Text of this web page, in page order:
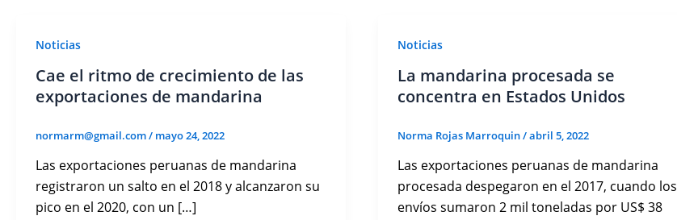
Noticias
Cae el ritmo de crecimiento de las
exportaciones de mandarina
normarm@gmail.com/ mayo 24, 2022
Las exportaciones peruanas de mandarina
registraron un salto en el 2018 y alcanzaron su
pico en el 2020, con un […]
Noticias
La mandarina procesada se
concentra en Estados Unidos
Norma Rojas Marroquin/abril 5, 2022
Las exportaciones peruanas de mandarina
procesada despegaron en el 2017, cuando los
envíos sumaron 2 mil toneladas por US$ 38